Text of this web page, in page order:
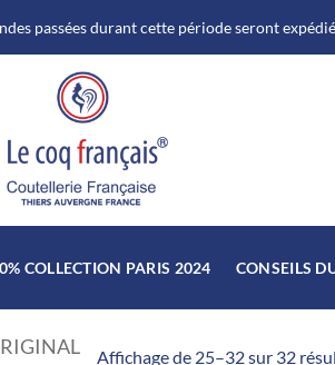
passées durant cette période seront
COLLECTION PARIS 2024 CONSEILS
Affichage de 25–32 sur 32